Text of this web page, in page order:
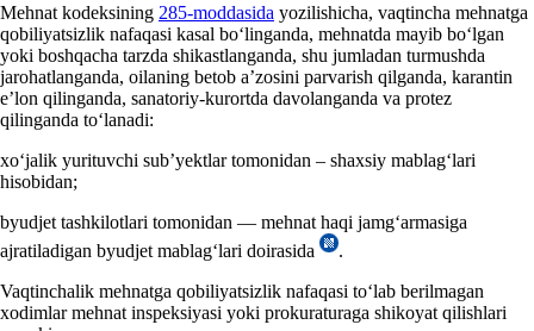
Mehnat kodeksining 285-moddasida yozilishicha, vaqtincha mehnatga
qobiliyatsizlik nafaqasi kasal boʻlinganda, mehnatda mayib boʻlgan
yoki boshqacha tarzda shikastlanganda, shu jumladan turmushda
jarohatlanganda, oilaning betob a’zosini parvarish qilganda, karantin
e’lon qilinganda, sanatoriy-kurortda davolanganda va protez
qilinganda toʻlanadi:
хoʻjalik yurituvchi sub’yektlar tomonidan – shaхsiy mablagʻlari
hisobidan;
byudjet tashkilotlari tomonidan — mehnat haqi jamgʻarmasiga
ajratiladigan byudjet mablagʻlari doirasida
.
Vaqtinchalik mehnatga qobiliyatsizlik nafaqasi toʻlab berilmagan
хodimlar mehnat inspeksiyasi yoki prokuraturaga shikoyat qilishlari